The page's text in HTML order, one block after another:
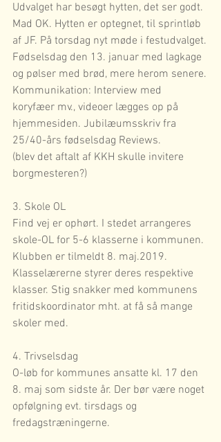
Udvalget har besøgt hytten, det ser godt.
Mad OK. Hytten er optegnet, til sprintløb
af JF. På torsdag nyt møde i festudvalget.
Fødselsdag den 13. januar med lagkage
og pølser med brød, mere herom senere.
Kommunikation: Interview med
koryfæer mv., videoer lægges op på
hjemmesiden. Jubilæumsskriv fra
25/40-års fødselsdag Reviews.
(blev det aftalt af KKH skulle invitere
borgmesteren?)
3. Skole OL
Find vej er ophørt. I stedet arrangeres
skole-OL for 5-6 klasserne i kommunen.
Klubben er tilmeldt 8. maj.2019.
Klasselærerne styrer deres respektive
klasser. Stig snakker med kommunens
fritidskoordinator mht. at få så mange
skoler med.
4. Trivselsdag
O-løb for kommunes ansatte kl. 17 den
8. maj som sidste år. Der bør være noget
opfølgning evt. tirsdags og
fredagstræningerne.